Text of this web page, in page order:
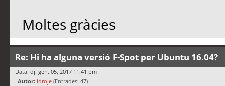
Moltes gràcies
Re: Hi ha alguna versió F-Spot per Ubuntu 16.04?
Data: dj. gen. 05, 2017 11:41 pm
Autor: idroje (Entrades: 47)